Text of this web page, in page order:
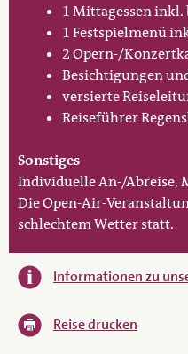
1 Mittagessen
1 Festspielmenü
2 Opern-/
Besichtigungen
versierte
Reiseführer
Sonstiges
Individuelle An-/Abreise,
Die Open-Air-
schlechtem Wetter statt.
Informationen zu
Reise drucken